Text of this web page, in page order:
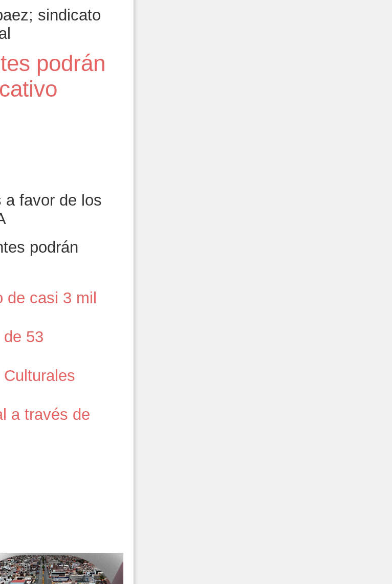
sindicato
podrán
a favor de los
podrán
de casi 3 mil
53
a través de